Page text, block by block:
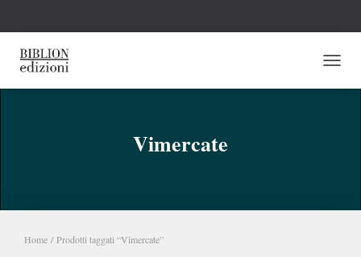
Vimercate
Home / Prodotti taggati “Vimercate”